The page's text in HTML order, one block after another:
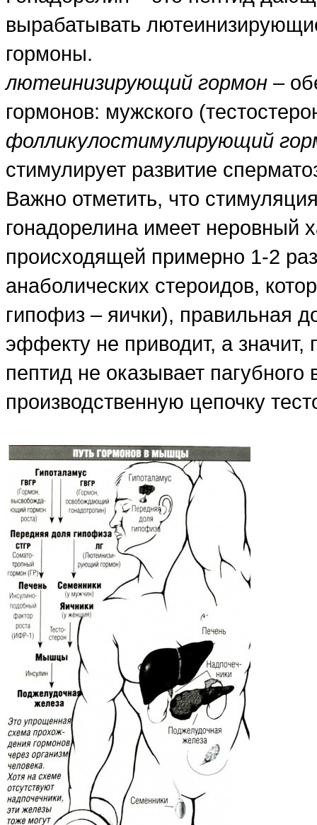
вырабатывать
гормоны.
лютеинизирующий гормон –
гормонов: мужского
фолликулостимулирующий
стимулирует развитие
Важно отметить, что
гонадорелина имеет неровный
происходящей примерно 1-2
анаболических стероидов,
гипофиз – яички), правильная
эффекту не приводит, а
пептид не оказывает
производственную цепочку